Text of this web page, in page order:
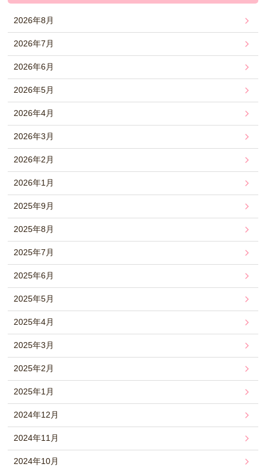
2026年8月
2026年7月
2026年6月
2026年5月
2026年4月
2026年3月
2026年2月
2026年1月
2025年9月
2025年8月
2025年7月
2025年6月
2025年5月
2025年4月
2025年3月
2025年2月
2025年1月
2024年12月
2024年11月
2024年10月